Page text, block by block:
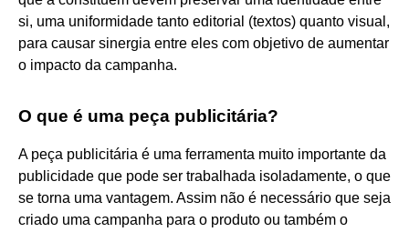
si, uma uniformidade tanto editorial (textos) quanto visual,
para causar sinergia entre eles com objetivo de aumentar
o impacto da campanha.
O que é uma peça publicitária?
A peça publicitária é uma ferramenta muito importante da
publicidade que pode ser trabalhada isoladamente, o que
se torna uma vantagem. Assim não é necessário que seja
criado uma campanha para o produto ou também o